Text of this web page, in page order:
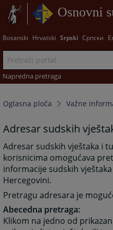
Osnovni
Bosanski Hrvatski Srpski Српски
Napredna pretraga
Oglasna ploča Važne
Adresar sudskih
Adresar sudskih vještaka i
korisnicima omogućava
informacije sudskih
Hercegovini.
Pretragu adresara je
Abecedna pretraga:
Klikom na jedno od